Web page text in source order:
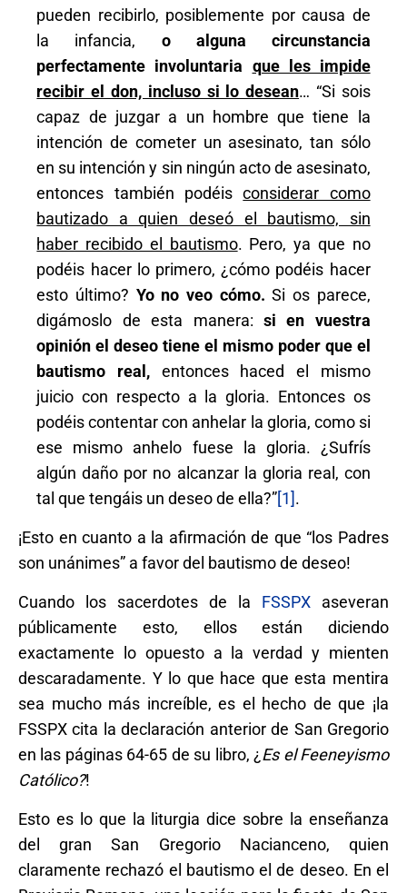
pueden recibirlo, posiblemente por causa de
la infancia, o alguna circunstancia
perfectamente involuntaria que les impide
recibir el don, incluso si lo desean… “Si sois
capaz de juzgar a un hombre que tiene la
intención de cometer un asesinato, tan sólo
en su intención y sin ningún acto de asesinato,
entonces también podéisconsiderar como
bautizado a quien deseó el bautismo, sin
haber recibido el bautismo. Pero, ya que no
podéis hacer lo primero, ¿cómo podéis hacer
esto último? Yo no veo cómo. Si os parece,
digámoslo de esta manera: si en vuestra
opinión el deseo tiene el mismo poder que el
bautismo real, entonces haced el mismo
juicio con respecto a la gloria. Entonces os
podéis contentar con anhelar la gloria, como si
ese mismo anhelo fuese la gloria. ¿Sufrís
algún daño por no alcanzar la gloria real, con
tal que tengáis un deseo de ella?”[1].
¡Esto en cuanto a la afirmación de que “los Padres
son unánimes” a favor del bautismo de deseo!
Cuando los sacerdotes de la FSSPX aseveran
públicamente esto, ellos están diciendo
exactamente lo opuesto a la verdad y mienten
descaradamente. Y lo que hace que esta mentira
sea mucho más increíble, es el hecho de que ¡la
FSSPX cita la declaración anterior de San Gregorio
en las páginas 64-65 de su libro, ¿Es el Feeneyismo
Católico?!
Esto es lo que la liturgia dice sobre la enseñanza
del gran San Gregorio Nacianceno, quien
claramente rechazó el bautismo el de deseo. En el